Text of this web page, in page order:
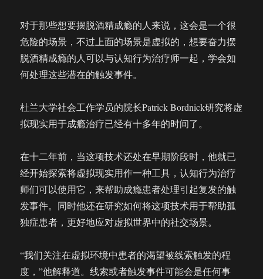
为
什
么
嗅
体
尤
其
重
对于那些想要摆脱酒精成瘾的人来说，这会是一个很
危险的场景，不过上面的场景是虚拟的，想要奋力摆
脱酒精成瘾的人可以与认知行为治疗师一起，学会如
何处理这些潜在的触发事件。
杜兰大学社会工作学员的院长Patrick Bordnick研究将虚
拟现实用于成瘾治疗已经有十多年的时间了。
在十二年前，当这项技术还处在早期阶段时，他就已
经开始探索将虚拟现实用作一种工具，认知行为治疗
师们可以使用它，来帮助成瘾患者处理引起复发的触
发事件。同时他还在研究如何将这项技术用于帮助孤
独症患者，更好地应对虚拟世界中的社交场景。
“我们关注在虚拟环境中患者的渴望被线索触发的程
度，”他解释道。线索或者触发事件可能会是任何事